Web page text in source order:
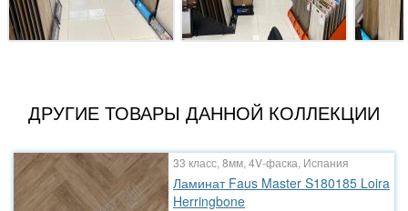
ДРУГИЕ ТОВАРЫ ДАННОЙ КОЛЛЕКЦИИ
33 класс, 8мм, 4V-фаска, Испания
Ламинат Faus Master S180185 Loira
Herringbone